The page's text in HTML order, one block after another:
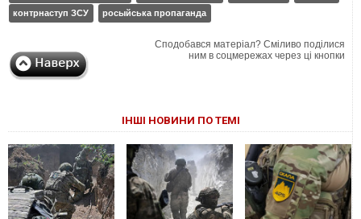
контрнаступ ЗСУ
росыйська пропаганда
Сподобався матеріал? Сміливо поділися
ним в соцмережах через ці кнопки
ІНШІ НОВИНИ ПО ТЕМІ